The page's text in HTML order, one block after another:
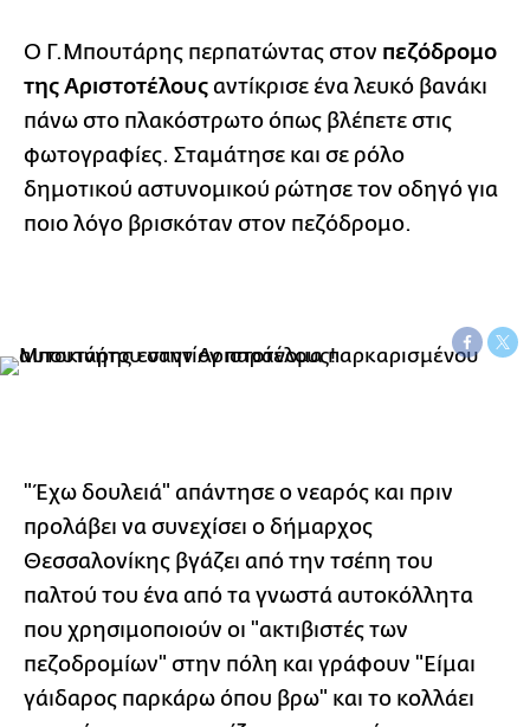
Ο Γ.Μπουτάρης περπατώντας στον πεζόδρομο
της Αριστοτέλους αντίκρισε ένα λευκό βανάκι
πάνω στο πλακόστρωτο όπως βλέπετε στις
φωτογραφίες. Σταμάτησε και σε ρόλο
δημοτικού αστυνομικού ρώτησε τον οδηγό για
ποιο λόγο βρισκόταν στον πεζόδρομο.
"Έχω δουλειά" απάντησε ο νεαρός και πριν
προλάβει να συνεχίσει ο δήμαρχος
Θεσσαλονίκης βγάζει από την τσέπη του
παλτού του ένα από τα γνωστά αυτοκόλλητα
που χρησιμοποιούν οι "ακτιβιστές των
πεζοδρομίων" στην πόλη και γράφουν "Είμαι
γάιδαρος παρκάρω όπου βρω" και το κολλάει